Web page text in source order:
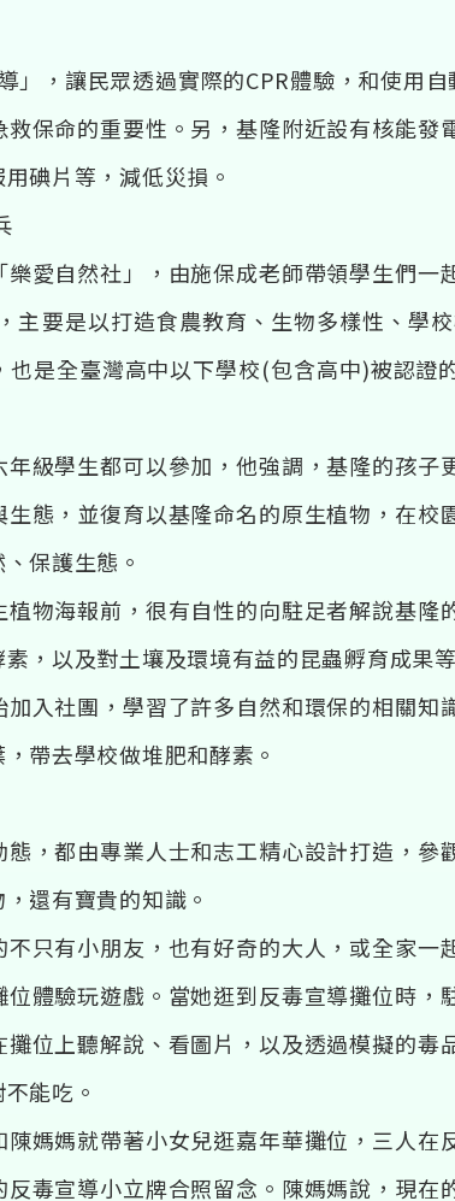
」，讓民眾透過實際的CPR體驗，和使用
保命的重要性。另，基隆附近設有核能發
碘片等，減低災損。
愛自然社」，由施保成老師帶領學生們一
主要是以打造食農教育、生物多樣性、學
是全臺灣高中以下學校(包含高中)被認證
級學生都可以參加，他強調，基隆的孩子
態，並復育以基隆命名的原生植物，在校
保護生態。
物海報前，很有自性的向駐足者解說基隆
，以及對土壤及環境有益的昆蟲孵育成果
入社團，學習了許多自然和環保的相關知
帶去學校做堆肥和酵素。
，都由專業人士和志工精心設計打造，參
還有寶貴的知識。
只有小朋友，也有好奇的大人，或全家一
體驗玩遊戲。當她逛到反毒宣導攤位時，
位上聽解說、看圖片，以及透過模擬的毒
能吃。
媽媽就帶著小女兒逛嘉年華攤位，三人在
反毒宣導小立牌合照留念。陳媽媽說，現